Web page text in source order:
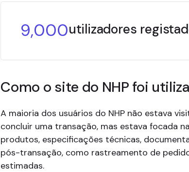
9,000utilizadores
Como o site do NHP foi
A maioria dos usuários do NHP não estava
concluir uma transação, mas estava focada
produtos, especificações técnicas,
pós-transação, como rastreamento de
estimadas.